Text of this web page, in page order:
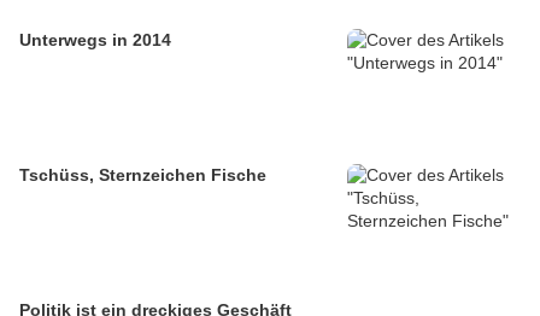
Unterwegs in 2014
Tschüss, Sternzeichen Fische
Politik ist ein dreckiges Geschäft